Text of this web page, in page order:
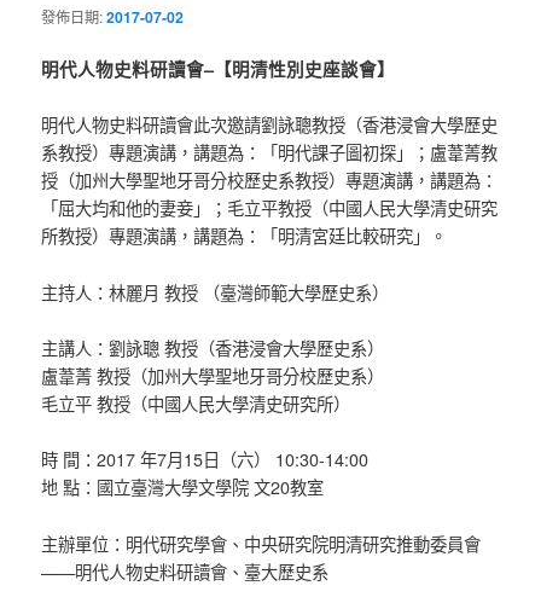
發佈日期:2017-07-02
明代人物史料研讀會–【明清性別史座談會】
明代人物史料研讀會此次邀請劉詠聰教授（香港浸會大學歷史
系教授）專題演講，講題為：「明代課子圖初探」；盧葦菁教
授（加州大學聖地牙哥分校歷史系教授）專題演講，講題為：
「屈大均和他的妻妾」；毛立平教授（中國人民大學清史研究
所教授）專題演講，講題為：「明清宮廷比較研究」。
主持人：林麗月 教授 （臺灣師範大學歷史系）
主講人：劉詠聰 教授（香港浸會大學歷史系）
盧葦菁 教授（加州大學聖地牙哥分校歷史系）
毛立平 教授（中國人民大學清史研究所）
時 間：2017 年7月15日（六） 10:30-14:00
地 點：國立臺灣大學文學院 文20教室
主辦單位：明代研究學會、中央研究院明清研究推動委員會
——明代人物史料研讀會、臺大歷史系